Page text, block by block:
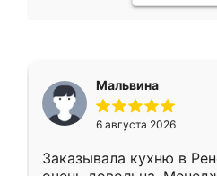
Мальвина
6 августа 2026
Заказывала кухню в